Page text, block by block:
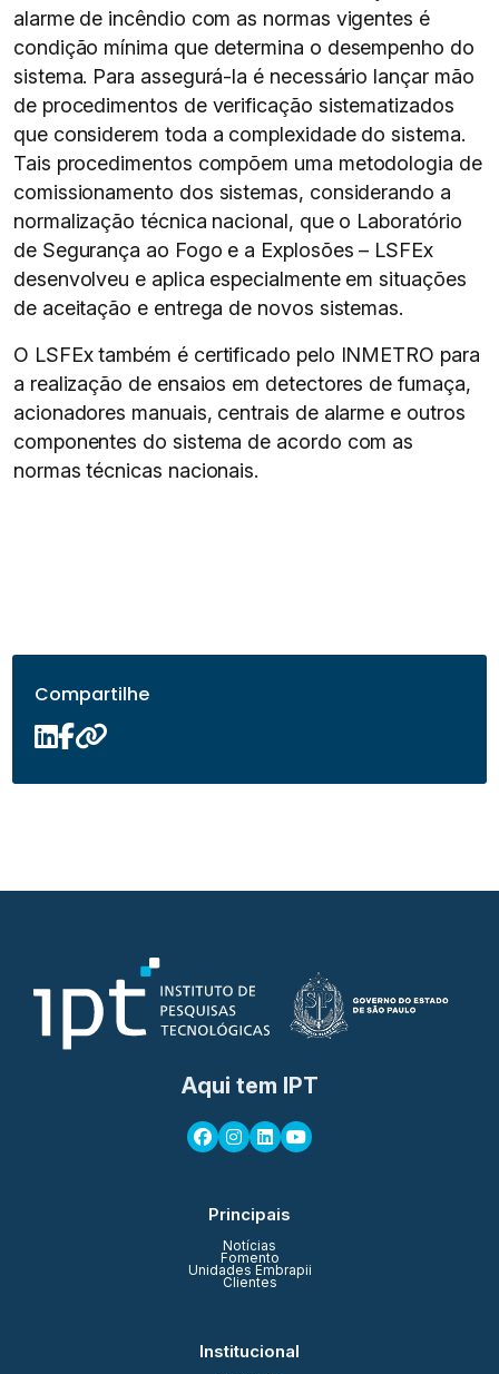
alarme de incêndio com as normas vigentes é
condição mínima que determina o desempenho do
sistema. Para assegurá-la é necessário lançar mão
de procedimentos de verificação sistematizados
que considerem toda a complexidade do sistema.
Tais procedimentos compõem uma metodologia de
comissionamento dos sistemas, considerando a
normalização técnica nacional, que o Laboratório
de Segurança ao Fogo e a Explosões – LSFEx
desenvolveu e aplica especialmente em situações
de aceitação e entrega de novos sistemas.
O LSFEx também é certificado pelo INMETRO para
a realização de ensaios em detectores de fumaça,
acionadores manuais, centrais de alarme e outros
componentes do sistema de acordo com as
normas técnicas nacionais.
Compartilhe
Aqui tem IPT
Principais
Notícias
Fomento
Unidades Embrapii
Clientes
Institucional